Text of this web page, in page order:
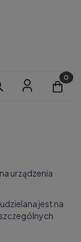
na urządzenia
jest na